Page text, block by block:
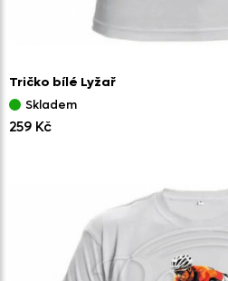
Tričko bílé Lyžař
Skladem
259 Kč